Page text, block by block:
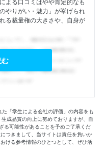
やりがい・魅力」が挙げられ
る裁量権の大きさや、自身が
「学生による会社の評価」の内容をも
成品質の向上に努めておりますが、自
る可能性があることを予めご了承くだ
つきまして、当サイトは責任を負いか
ける参考情報のひとつとして、ぜひ活